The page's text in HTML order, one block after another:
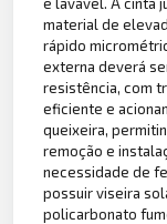
material de
rápido
externa deverá
resistência, com
eficiente e
queixeira,
remoção e
necessidade de
possuir viseira
policarbonato